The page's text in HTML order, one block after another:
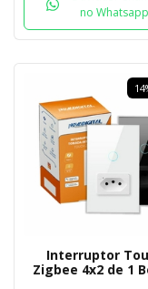
no Whatsapp
14
Interruptor
Zigbee 4x2 de 1